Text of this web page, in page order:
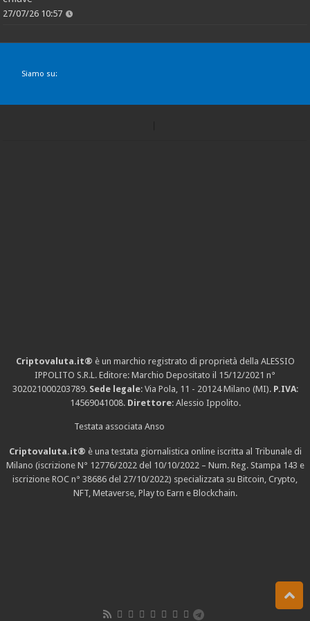
27/07/26 10:57
Siamo su:
Criptovaluta.it® è un marchio registrato di proprietà della ALESSIO
IPPOLITO S.R.L. Editore: Marchio Depositato il 15/12/2021 n°
302021000203789. Sede legale: Via Pola, 11 - 20124 Milano (MI). P.IVA:
14569041008. Direttore: Alessio Ippolito.
Testata associata Anso
Criptovaluta.it® è una testata giornalistica online iscritta al Tribunale di
Milano (iscrizione N° 12776/2022 del 10/10/2022 – Num. Reg. Stampa 143 e
iscrizione ROC n° 38686 del 27/10/2022) specializzata su Bitcoin, Crypto,
NFT, Metaverse, Play to Earn e Blockchain.